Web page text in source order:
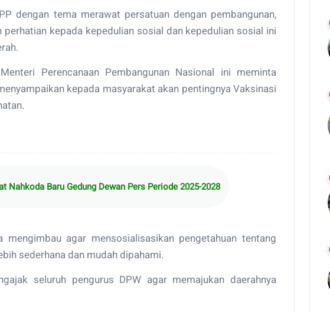
dengan tema merawat persatuan dengan pembangunan,
kepada kepedulian sosial dan kepedulian sosial ini
Perencanaan Pembangunan Nasional ini meminta
kepada masyarakat akan pentingnya Vaksinasi
Nahkoda Baru Gedung Dewan Pers Periode 2025-2028
mengimbau agar mensosialisasikan pengetahuan tentang
sederhana dan mudah dipahami.
seluruh pengurus DPW agar memajukan daerahnya